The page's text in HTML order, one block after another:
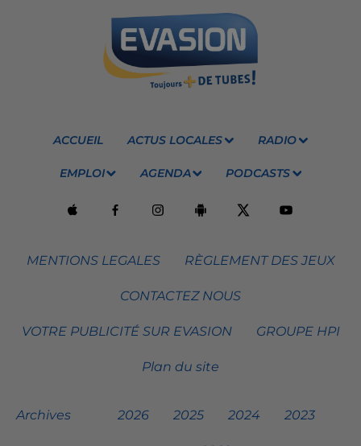
ACCUEIL ACTUS LOCALES RADIO
EMPLOI AGENDA PODCASTS
MENTIONS LEGALES RÈGLEMENT DES JEUX
CONTACTEZ NOUS
VOTRE PUBLICITÉ SUR EVASION GROUPE HPI
Plan du site
Archives 2026 2025 2024 2023